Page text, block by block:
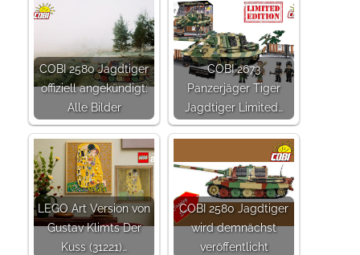
COBI 2580 Jagdtiger
offiziell angekündigt:
Alle Bilder
COBI 2673
Panzerjäger Tiger
Jagdtiger Limited…
LEGO Art Version von
Gustav Klimts Der
Kuss (31221)…
COBI 2580 Jagdtiger
wird demnächst
veröffentlicht